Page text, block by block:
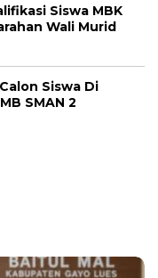
Siswa MBK
Wali Murid
Siswa Di
SMAN 2